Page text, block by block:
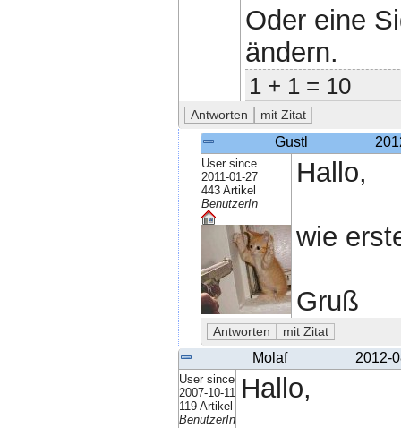
Oder eine
ändern.
1 + 1 = 10
Gustl
User since
2011-01-27
443 Artikel
BenutzerIn
Hallo,
wie
Gruß
Molaf 2012-
User since
2007-10-11
119 Artikel
BenutzerIn
Hallo,